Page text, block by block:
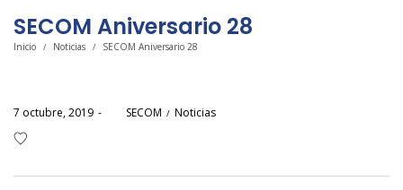
SECOM Aniversario 28
Inicio / Noticias / SECOM Aniversario 28
Posted
on
7 octubre, 2019 SECOM
Posted
Noticias